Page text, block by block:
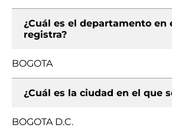
¿Cuál es el departamento en
registra?
BOGOTA
¿Cuál es la ciudad en el que
BOGOTA D.C.